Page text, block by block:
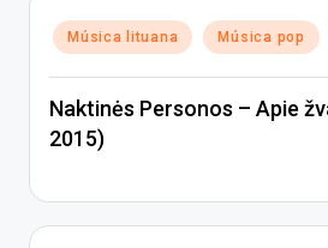
Posted
in
Música lituana Música pop
Naktinės Personos – Apie
2015)